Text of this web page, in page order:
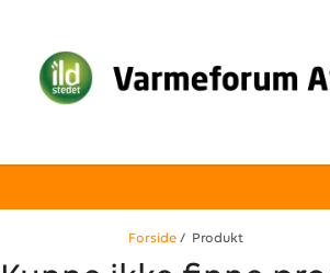
Forside / Produkt